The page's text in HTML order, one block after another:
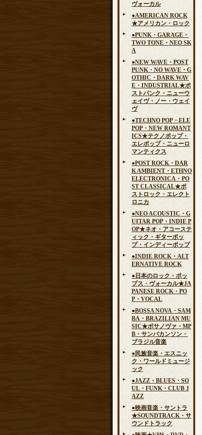
ヴォーカル
●AMERICAN ROCK
★アメリカン・ロック
●PUNK・GARAGE・
TWO TONE・NEO SK
A
●NEW WAVE・POST
PUNK・NO WAVE・G
OTHIC・DARK WAV
E・INDUSTRIAL★ポ
ストパンク・ニューウ
ェイヴ・ノー・ウェイ
ヴ
●TECHNO POP・ELE
POP・NEW ROMANT
ICS★テクノポップ・
エレポップ・ニューロ
マンティクス
●POST ROCK・DAR
K AMBIENT・ETHNO
ELECTRONICA・PO
ST CLASSICAL★ポ
ストロック・エレクト
ロニカ
●NEO ACOUSTIC・G
UITAR POP・INDIE P
OP★ネオ・アコーステ
ィック・ギターポッ
プ・インディーポップ
●INDIE ROCK・ALT
ERNATIVE ROCK
●日本のロック・ポッ
プス・ヴォーカル★JA
PANESE ROCK・PO
P・VOCAL
●BOSSA NOVA・SAM
BA・BRAZILIAN MU
SIC★ボサノヴァ・MP
B・サンバカンソン・
ブラジル音楽
●民族音楽・エスニッ
ク・ワールドミュージ
ック
●JAZZ・BLUES・SO
UL・FUNK・CLUB J
AZZ
●映画音楽・サントラ
★SOUNDTRACK・サ
ウンドトラック